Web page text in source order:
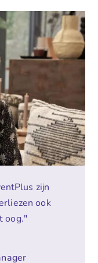
zijn
ook
oog."